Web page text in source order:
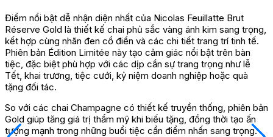
Điểm nổi bật dễ nhận diện nhất của Nicolas Feuillatte Brut
Réserve Gold là thiết kế chai phủ sắc vàng ánh kim sang trọng,
kết hợp cùng nhãn đen cổ điển và các chi tiết trang trí tinh tế.
Phiên bản Édition Limitée này tạo cảm giác nổi bật trên bàn
tiệc, đặc biệt phù hợp với các dịp cần sự trang trọng như lễ
Tết, khai trương, tiệc cưới, kỷ niệm doanh nghiệp hoặc quà
tặng đối tác.
So với các chai Champagne có thiết kế truyền thống, phiên bản
Gold giúp tăng giá trị thẩm mỹ khi biếu tặng, đồng thời tạo ấn
tượng mạnh trong những buổi tiệc cần điểm nhấn sang trọng.